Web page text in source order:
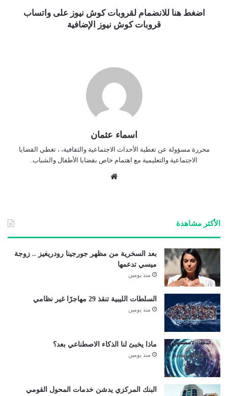
اضغط هنا للانضمام لقروبات كوش نيوز على واتساب
قروبات كوش نيوز الإضافية
اسماء عثمان
محررة مسؤولة عن تغطية الأحداث الاجتماعية والثقافية، ، تغطي القضايا
الاجتماعية والتعليمية مع اهتمام خاص بقضايا الأطفال والشباب.
الأكثر مشاهدة
بعد السخرية من مظهر جورجينا رودريغيز .. زوجة
ميسي تدعمها
منذ يومين
السلطات الليبية تنقذ 29 مهاجرًا غير نظامي
منذ يومين
ماذا يخبئ لنا الذكاء الاصطناعي بعد؟
منذ يومين
البنك المركزي يدشن خدمات المحول القومي